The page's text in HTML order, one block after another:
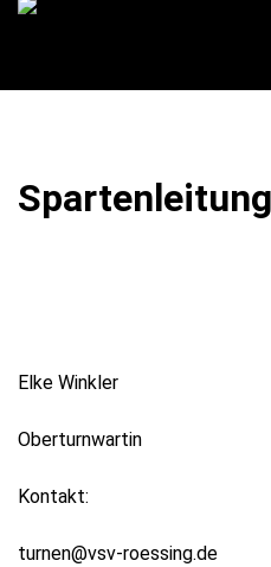
Skip
Elke Winkler
Oberturnwartin
Kontakt:
turnen@vsv-roessing.de